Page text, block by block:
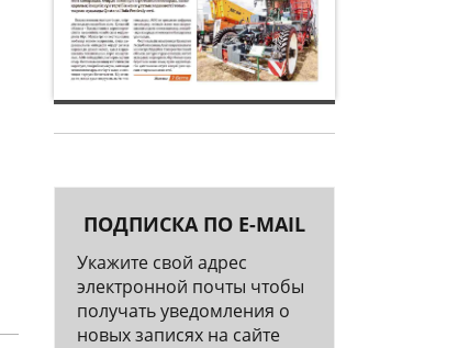
ПОДПИСКА ПО E-MAIL
Укажите свой адрес
электронной почты чтобы
получать уведомления о
новых записях на сайте